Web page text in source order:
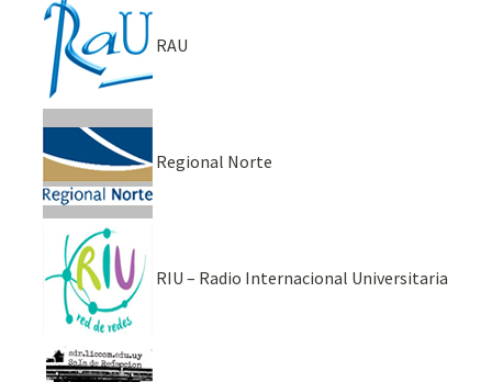
RAU
Regional Norte
RIU – Radio Internacional Universitaria